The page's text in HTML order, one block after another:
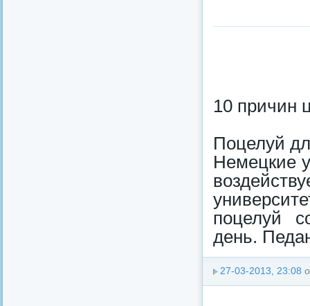
10 причин
Поцелуй
Немецкие
поцелуй
день.
27-03-2013, 23:08